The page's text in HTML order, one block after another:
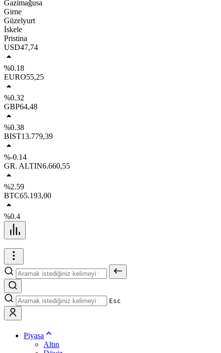
Gazimağusa
Girne
Güzelyurt
İskele
Pristina
USD47,74
%0.18
EURO55,25
%0.32
GBP64,48
%0.38
BIST13.779,39
%-0.14
GR. ALTIN6.660,55
%2.59
BTC65.193,00
%0.4
Esc
Piyasa
Altın